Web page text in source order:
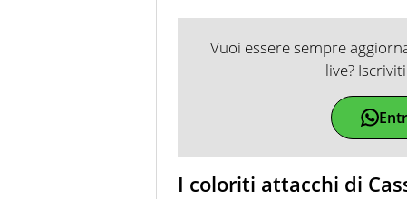
Vuoi essere sempre
live?
I coloriti attacchi di